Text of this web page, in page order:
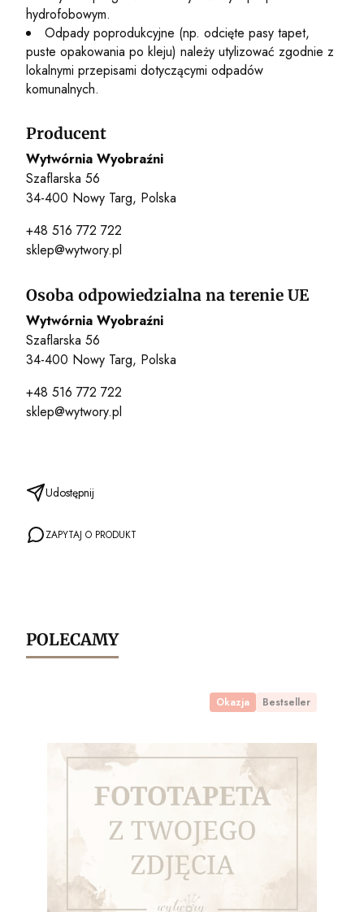
hydrofobowym.
Odpady poprodukcyjne (np. odcięte pasy tapet,
puste opakowania po kleju) należy utylizować zgodnie z
lokalnymi przepisami dotyczącymi odpadów
komunalnych.
Producent
Wytwórnia Wyobraźni
Szaflarska 56
34-400 Nowy Targ, Polska
+48 516 772 722
sklep@wytwory.pl
Osoba odpowiedzialna na terenie UE
Wytwórnia Wyobraźni
Szaflarska 56
34-400 Nowy Targ, Polska
+48 516 772 722
sklep@wytwory.pl
Udostępnij
ZAPYTAJ O PRODUKT
POLECAMY
Okazja Bestseller